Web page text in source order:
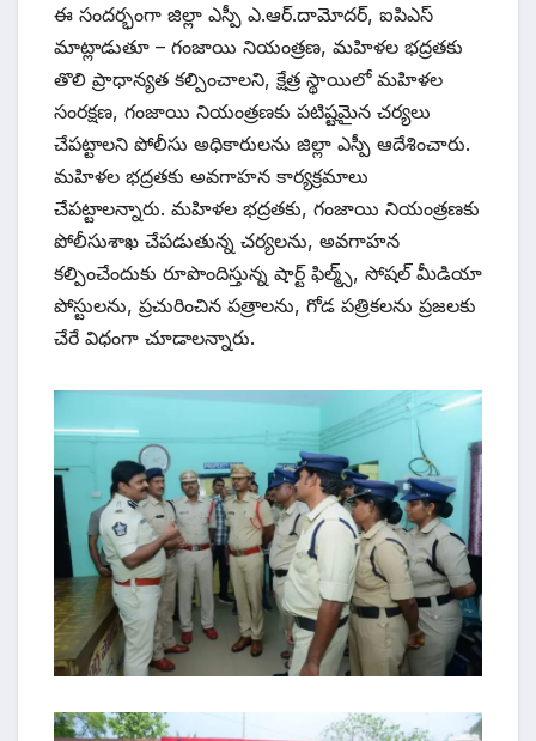
ఈ సందర్భంగా జిల్లా ఎస్పీ ఎ.ఆర్.దామోదర్, ఐపిఎస్
మాట్లాడుతూ – గంజాయి నియంత్రణ, మహిళల భద్రతకు
తొలి ప్రాధాన్యత కల్పించాలని, క్షేత్ర స్థాయిలో మహిళల
సంరక్షణ, గంజాయి నియంత్రణకు పటిష్టమైన చర్యలు
చేపట్టాలని పోలీసు అధికారులను జిల్లా ఎస్పీ ఆదేశించారు.
మహిళల భద్రతకు అవగాహన కార్యక్రమాలు
చేపట్టాలన్నారు. మహిళల భద్రతకు, గంజాయి నియంత్రణకు
పోలీసుశాఖ చేపడుతున్న చర్యలను, అవగాహన
కల్పించేందుకు రూపొందిస్తున్న షార్ట్ ఫిల్మ్స్, సోషల్ మీడియా
పోస్టులను, ప్రచురించిన పత్రాలను, గోడ పత్రికలను ప్రజలకు
చేరే విధంగా చూడాలన్నారు.